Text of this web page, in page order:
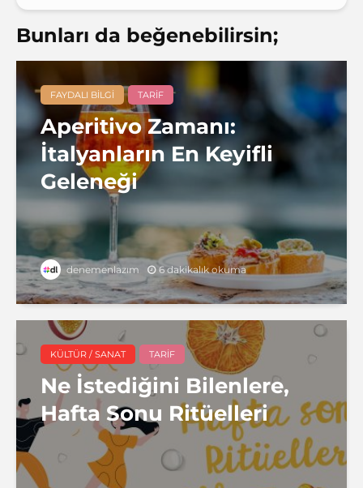
Bunları da beğenebilirsin;
FAYDALI BILGI TARIF
Aperitivo Zamanı:
İtalyanların En Keyifli
Geleneği
denemenlazım 6 dakikalık okuma
KÜLTÜR / SANAT TARIF
Ne İstediğini Bilenlere,
Hafta Sonu Ritüelleri